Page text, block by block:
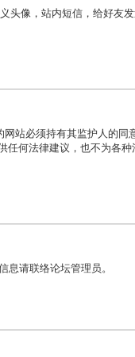
头像，站内短信，给好友
站必须持有其监护人的同
何法律建议，也不为各种
息请联络论坛管理员。